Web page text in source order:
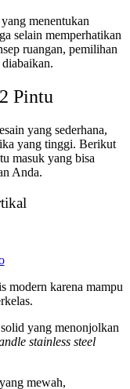
menentukan
selain memperhatikan
ruangan, pemilihan
Pintu
yang sederhana,
yang tinggi. Berikut
masuk yang bisa
Anda.
modern karena mampu
yang menonjolkan
stainless steel
mewah,